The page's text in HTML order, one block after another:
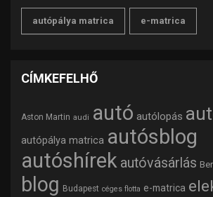
autópálya matrica e-matrica
CÍMKEFELHŐ
Aston Martin audi autó autólopás
autópálya matrica autósblog
autóshírek autóvásárlás
blog Budapest céges flotta e-matrica